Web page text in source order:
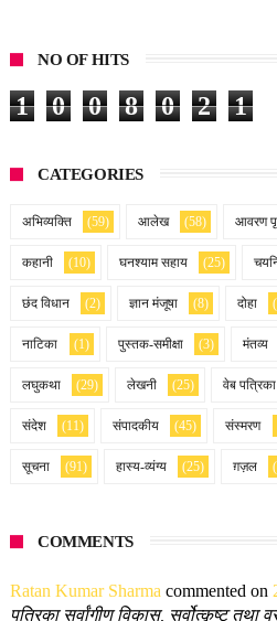
NO OF HITS
1 0 0 8 0 2 1
CATEGORIES
अभिव्यक्ति (59) आलेख (58) आवरण
कहानी (10) घनश्याम सहाय (25)
छंद विधान (2) ज्ञान मंजूषा (8) दोहा
नाटिका (1) पुस्तक-समीक्षा (3) मंतव्य
लघुकथा (29) लेखनी (25) वेब पत्रिका
संदेश (11) संपादकीय (45) संस्मरण
सूचना (91) हास्य-व्यंग्य (25) ग़ज़ल
COMMENTS
Ratan Kumar Sharma commented on
पत्रिका सर्वांगीण विकास, सर्वोत्कृष्ट